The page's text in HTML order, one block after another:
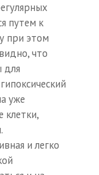
путем к
при этом
что
для
уже
клетки,
и легко